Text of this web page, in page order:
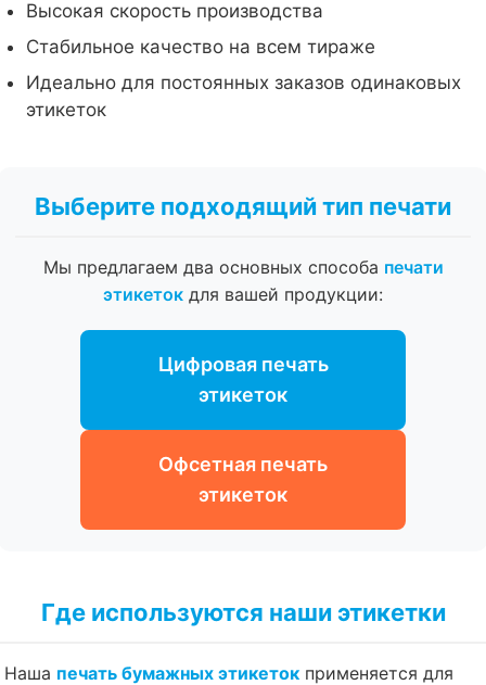
Высокая скорость производства
Стабильное качество на всем тираже
Идеально для постоянных заказов одинаковых
этикеток
Выберите подходящий тип печати
Мы предлагаем два основных способа печати
этикеток для вашей продукции:
Цифровая печать
этикеток
Офсетная печать
этикеток
Где используются наши этикетки
Наша печать бумажных этикеток применяется для